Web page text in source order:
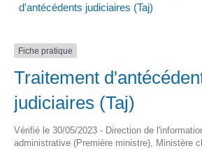
d'antécédents judiciaires (Taj)
Fiche pratique
Traitement
judiciaires (Taj)
Vérifié le 30/05/2023 - Direction de
administrative (Première ministre), Ministère